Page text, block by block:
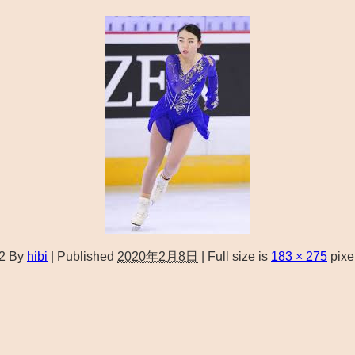
By hibi Published 2020年2月8日 Full size is 183 × 275